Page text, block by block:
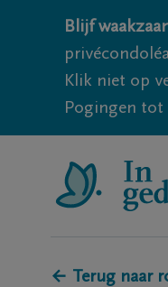
Blijf
Klik niet op
Pogingen tot
← Terug naar